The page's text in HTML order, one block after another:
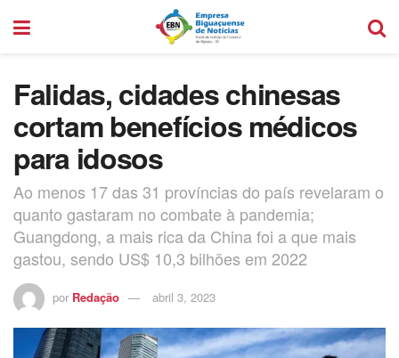
Falidas, cidades chinesas
cortam benefícios médicos
para idosos
Ao menos 17 das 31 províncias do país revelaram o
quanto gastaram no combate à pandemia;
Guangdong, a mais rica da China foi a que mais
gastou, sendo US$ 10,3 bilhões em 2022
por Redação abril 3, 2023